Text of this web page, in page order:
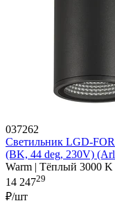
037262
Светильник LGD-
(BK, 44 deg, 230V)
Warm | Тёплый 3000 K
14 24729
₽/шт